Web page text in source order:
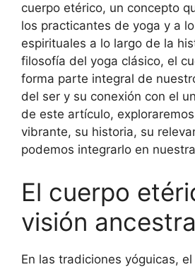
cuerpo etérico, un concepto
los practicantes de yoga y a
espirituales a lo largo de la
filosofía del yoga clásico, el
forma parte integral de
del ser y su conexión con el
de este artículo,
vibrante, su historia, su
podemos integrarlo en
El cuerpo
visión
En las tradiciones yóguicas,